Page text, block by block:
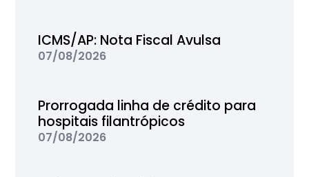
ICMS/AP: Nota Fiscal Avulsa
07/08/2026
Prorrogada linha de crédito para
hospitais filantrópicos
07/08/2026